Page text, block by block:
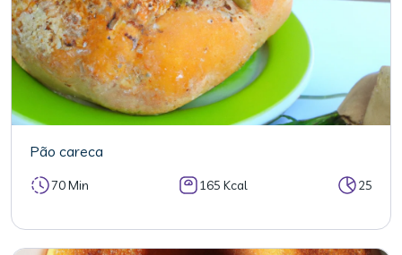
Pão careca
70 Min 165 Kcal 25